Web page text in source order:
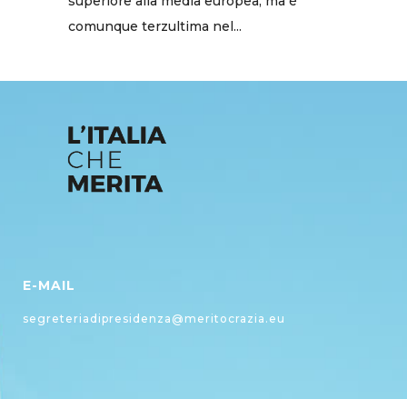
comunque terzultima nel...
E-MAIL
segreteriadipresidenza@meritocrazia.eu